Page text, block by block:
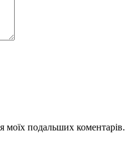
моїх подальших коментарів.